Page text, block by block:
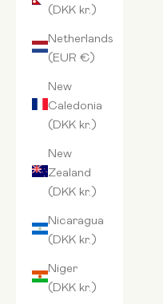
(DKK kr.)
Netherlands
(EUR €)
New
Caledonia
(DKK kr.)
New
Zealand
(DKK kr.)
Nicaragua
(DKK kr.)
Niger
(DKK kr.)